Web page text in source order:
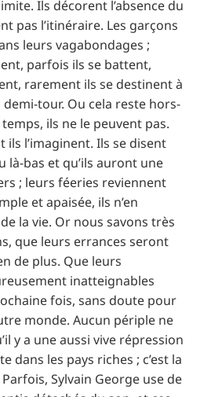
Ils décorent l’absence du
pas l’itinéraire. Les garçons
leurs vagabondages ;
parfois ils se battent,
rarement ils se destinent à
demi-tour. Ou cela reste hors-
ils ne le peuvent pas.
l’imaginent. Ils se disent
là-bas et qu’ils auront une
; leurs féeries reviennent
et apaisée, ils n’en
la vie. Or nous savons très
que leurs errances seront
de plus. Que leurs
inatteignables
fois, sans doute pour
monde. Aucun périple ne
y a une aussi vive répression
dans les pays riches ; c’est la
Sylvain George use de